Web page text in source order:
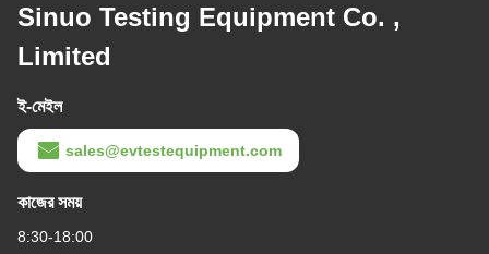
Sinuo Testing Equipment Co. ,
Limited
ই-মেইল
sales@evtestequipment.com
কাজের সময়
8:30-18:00